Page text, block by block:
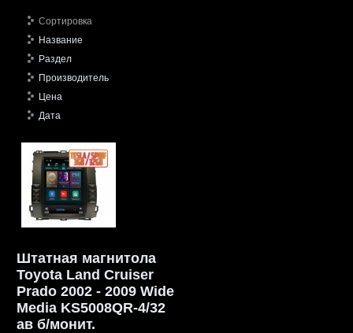
Сортировка
Название
Раздел
Производитель
Цена
Дата
Штатная магнитола
Toyota Land Cruiser
Prado 2002 - 2009 Wide
Media KS5008QR-4/32
ав б/монит.